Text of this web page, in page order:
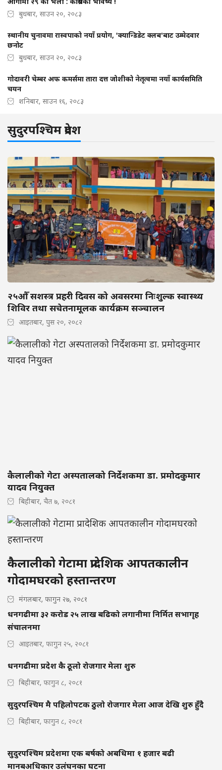
बुधबार, साउन २०, २०८३
स्थानीय चुनावमा रास्वपाको नयाँ प्रयोग, 'क्यान्डिडेट क्लब'बाट उम्मेदवार
छनोट
बुधबार, साउन २०, २०८३
गोदावरी चेम्बर अफ कमर्समा तारा दत्त जोशीको नेतृत्वमा नयाँ कार्यसमिति
चयन
शनिबार, साउन १६, २०८३
सुदुरपश्चिम प्रदेश
२५औँ सशस्त्र प्रहरी दिवस को अवसरमा निःशुल्क स्वास्थ्य
शिविर तथा सचेतनामूलक कार्यक्रम सञ्चालन
आइतबार, पुस २०, २०८२
कैलालीको गेटा अस्पतालको निर्देशकमा डा. प्रमोदकुमार
यादव नियुक्त
बिहीबार, चैत ७, २०८१
कैलालीको गेटामा प्रादेशिक आपतकालीन
गोदामघरको हस्तान्तरण
मंगलबार, फागुन २७, २०८१
धनगढीमा ३२ करोड २५ लाख बढिको लगानीमा निर्मित सभागृह
संचालनमा
आइतबार, फागुन २५, २०८१
धनगढीमा प्रदेश कै ठूलो रोजगार मेला शुरु
बिहीबार, फागुन ८, २०८१
सुदुरपश्चिम मै पहिलोपटक ठुलो रोजगार मेला आज देखि शुरु हुँदै
बिहीबार, फागुन ८, २०८१
सुदुरपश्चिम प्रदेशमा एक बर्षको अबधिमा १ हजार बढी
मानबअधिकार उलंघनका घटना